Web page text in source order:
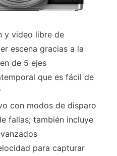
y video libre de
escena gracias a la
de 5 ejes
que es fácil de
con modos de disparo
fallas; también incluye
para capturar